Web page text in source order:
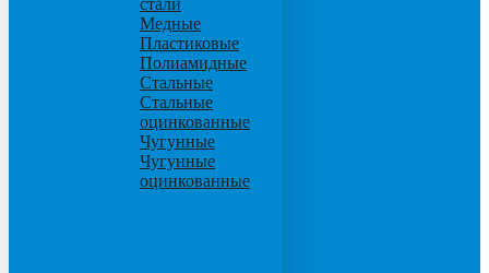
Медные
Пластиковые
Полиамидные
Стальные
Стальные
оцинкованные
Чугунные
Чугунные
оцинкованные